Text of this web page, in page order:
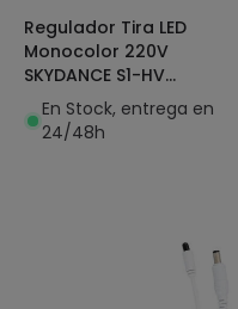
Regulador Tira LED
Monocolor 220V
SKYDANCE S1-HV
Compatible con Pulsador
y Mando RF
En Stock, entrega en
24/48h